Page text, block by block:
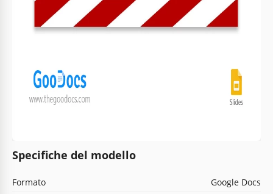
Specifiche del modello
Formato Google Docs